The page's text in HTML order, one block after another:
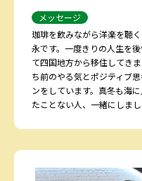
メッセージ
珈琲を飲みながら洋楽を聴
永です。一度きりの人生を
て四国地方から移住してき
ち前のやる気とポジティブ
ンをしています。真冬も海
たことない人、一緒にしま